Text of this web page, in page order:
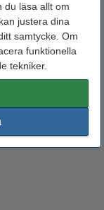
du läsa allt om
justera dina
samtycke. Om
funktionella
tekniker.
W – via intelligent
material och projekt.
en dedikerad 1,6 W
samtidigt. Den
uppfyller FDA Class